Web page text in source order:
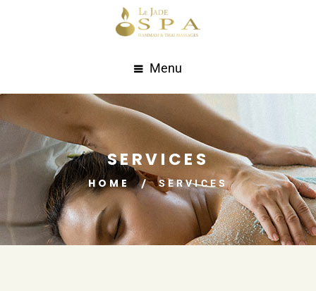
Menu
SERVICES
HOME SERVICES